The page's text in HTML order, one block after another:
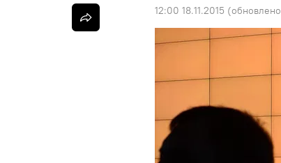
12:00 18.11.2015